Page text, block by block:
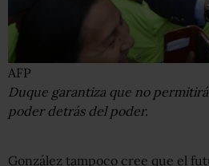
AFP
Duque garantiza que no
poder detrás del poder.
González tampoco cree que el